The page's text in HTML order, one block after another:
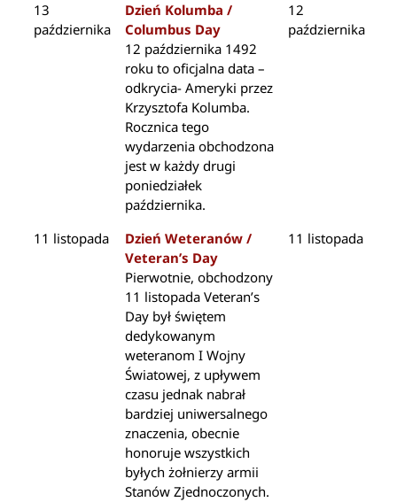
13
października
Dzień Kolumba /
Columbus Day
12 października 1492
roku to oficjalna data –
odkrycia- Ameryki przez
Krzysztofa Kolumba.
Rocznica tego
wydarzenia obchodzona
jest w każdy drugi
poniedziałek
października.
12
października
11 listopada
Dzień Weteranów /
Veteran’s Day
Pierwotnie, obchodzony
11 listopada Veteran’s
Day był świętem
dedykowanym
weteranom I Wojny
Światowej, z upływem
czasu jednak nabrał
bardziej uniwersalnego
znaczenia, obecnie
honoruje wszystkich
byłych żołnierzy armii
Stanów Zjednoczonych.
11 listopada